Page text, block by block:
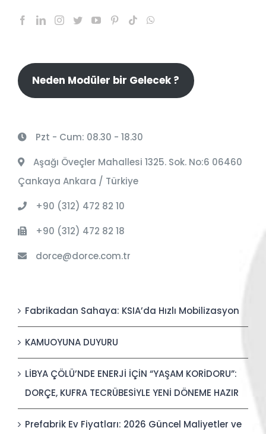
Neden Modüler bir Gelecek ?
Pzt - Cum: 08.30 - 18.30
Aşağı Öveçler Mahallesi 1325. Sok. No:6 06460
Çankaya Ankara / Türkiye
+90 (312) 472 82 10
+90 (312) 472 82 18
dorce@dorce.com.tr
Fabrikadan Sahaya: KSIA’da Hızlı Mobilizasyon
KAMUOYUNA DUYURU
LİBYA ÇÖLÜ’NDE ENERJİ İÇİN “YAŞAM KORİDORU”:
DORÇE, KUFRA TECRÜBESİYLE YENİ DÖNEME HAZIR
Prefabrik Ev Fiyatları: 2026 Güncel Maliyetler ve